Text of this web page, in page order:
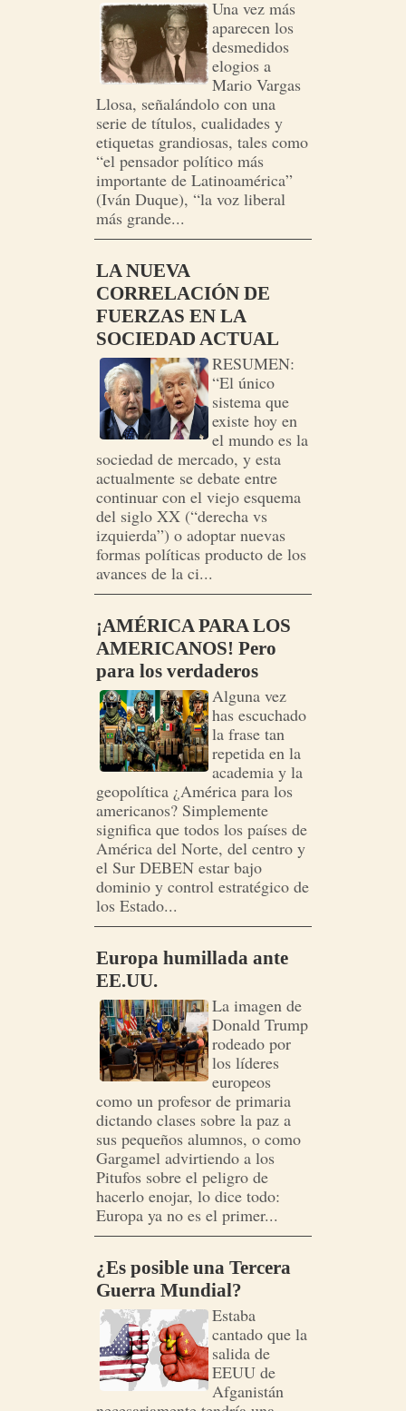
Una vez más
aparecen los
desmedidos
elogios a
Mario Vargas
Llosa, señalándolo con una
serie de títulos, cualidades y
etiquetas grandiosas, tales como
“el pensador político más
importante de Latinoamérica”
(Iván Duque), “la voz liberal
más grande...
LA NUEVA
CORRELACIÓN DE
FUERZAS EN LA
SOCIEDAD ACTUAL
RESUMEN:
“El único
sistema que
existe hoy en
el mundo es la
sociedad de mercado, y esta
actualmente se debate entre
continuar con el viejo esquema
del siglo XX (“derecha vs
izquierda”) o adoptar nuevas
formas políticas producto de los
avances de la ci...
¡AMÉRICA PARA LOS
AMERICANOS! Pero
para los verdaderos
Alguna vez
has escuchado
la frase tan
repetida en la
academia y la
geopolítica ¿América para los
americanos? Simplemente
significa que todos los países de
América del Norte, del centro y
el Sur DEBEN estar bajo
dominio y control estratégico de
los Estado...
Europa humillada ante
EE.UU.
La imagen de
Donald Trump
rodeado por
los líderes
europeos
como un profesor de primaria
dictando clases sobre la paz a
sus pequeños alumnos, o como
Gargamel advirtiendo a los
Pitufos sobre el peligro de
hacerlo enojar, lo dice todo:
Europa ya no es el primer...
¿Es posible una Tercera
Guerra Mundial?
Estaba
cantado que la
salida de
EEUU de
Afganistán